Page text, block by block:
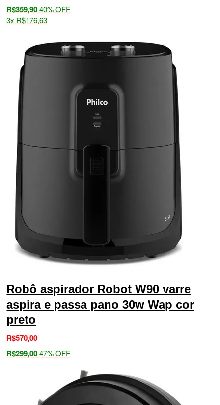
R$359,9040% OFF
3x R$176,63
Robô aspirador Robot W90 varre
aspira e passa pano 30w Wap cor
preto
R$570,00
R$299,0047% OFF